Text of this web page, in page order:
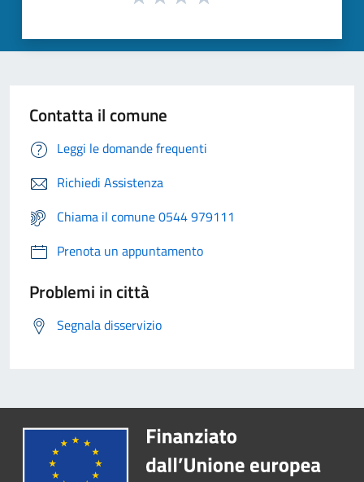
Contatta il comune
Leggi le domande frequenti
Richiedi Assistenza
Chiama il comune 0544 979111
Prenota un appuntamento
Problemi in città
Segnala disservizio